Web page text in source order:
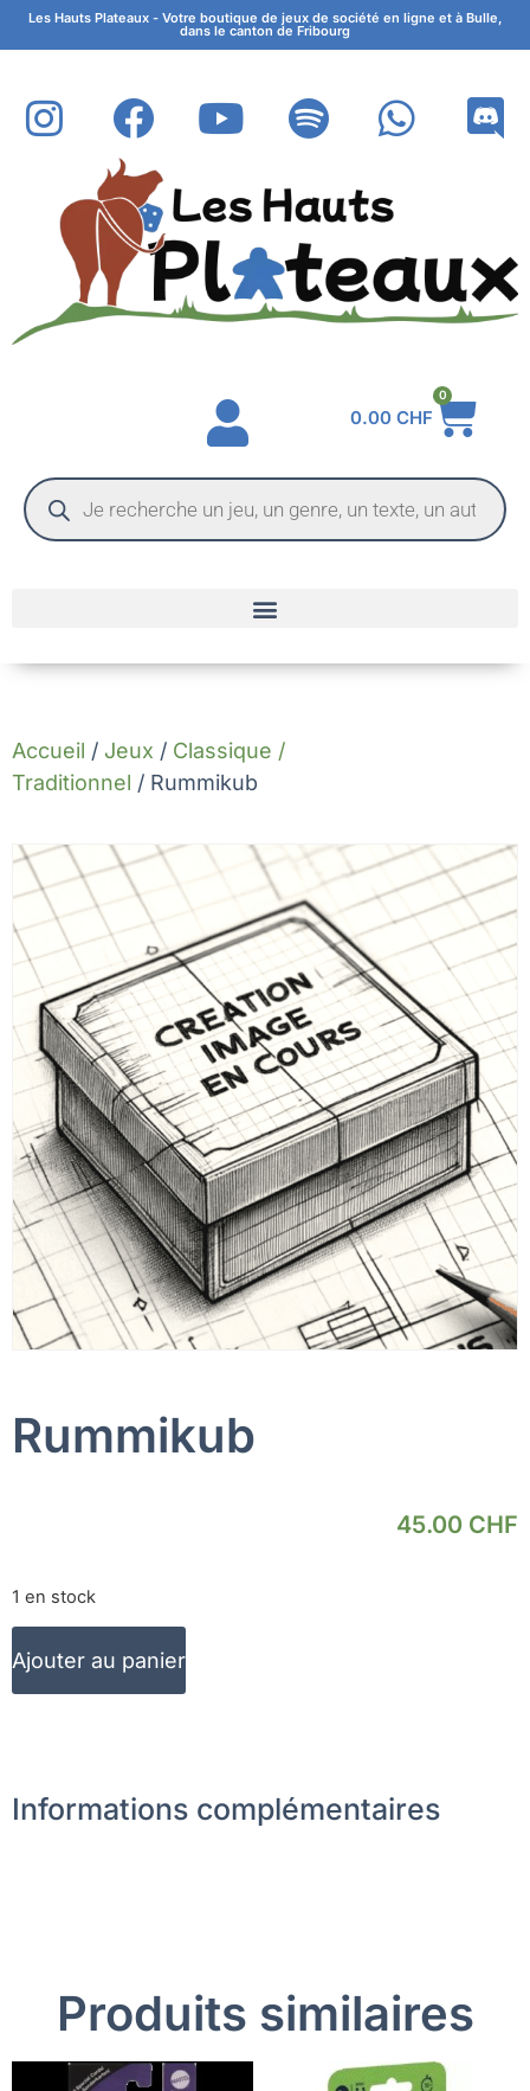
Les Hauts Plateaux - Votre boutique de jeux de société en ligne et à Bulle,
dans le canton de Fribourg
0.00 CHF
0
Accueil / Jeux / Classique /
Traditionnel / Rummikub
Rummikub
45.00 CHF
1 en stock
Ajouter au panier
Informations complémentaires
Produits similaires